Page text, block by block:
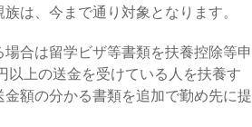
は、今まで通り対象となります。
合は留学ビザ等書類を扶養控除等申
以上の送金を受けている人を扶養す
額の分かる書類を追加で勤め先に提